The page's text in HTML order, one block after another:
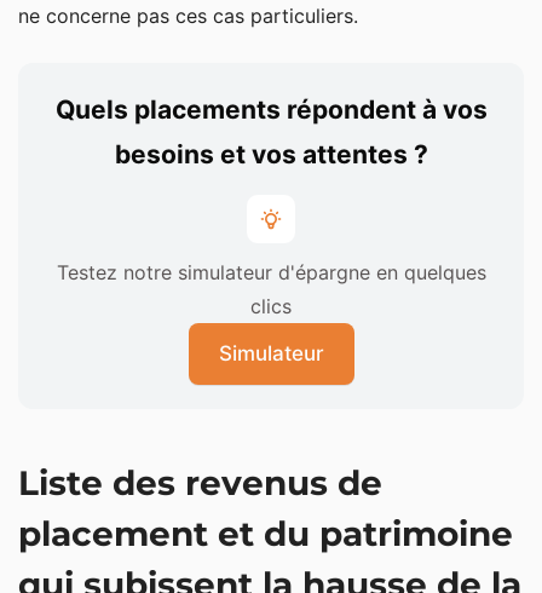
ne concerne pas ces cas particuliers.
Quels placements répondent à vos
besoins et vos attentes ?
Testez notre simulateur d'épargne en quelques
clics
Simulateur
Liste des revenus de
placement et du patrimoine
qui subissent la hausse de la